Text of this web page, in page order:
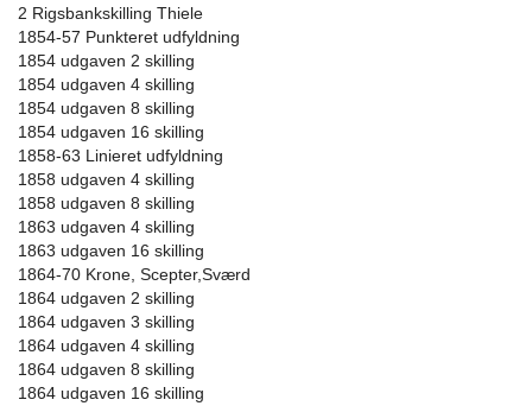
2 Rigsbankskilling Thiele
1854-57 Punkteret udfyldning
1854 udgaven 2 skilling
1854 udgaven 4 skilling
1854 udgaven 8 skilling
1854 udgaven 16 skilling
1858-63 Linieret udfyldning
1858 udgaven 4 skilling
1858 udgaven 8 skilling
1863 udgaven 4 skilling
1863 udgaven 16 skilling
1864-70 Krone, Scepter,Sværd
1864 udgaven 2 skilling
1864 udgaven 3 skilling
1864 udgaven 4 skilling
1864 udgaven 8 skilling
1864 udgaven 16 skilling